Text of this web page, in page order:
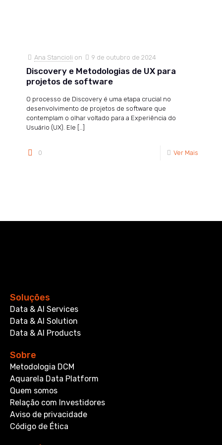
Ana Stancioli on 9 de outubro de 2024
Discovery e Metodologias de UX para
projetos de software
O processo de Discovery é uma etapa crucial no
desenvolvimento de projetos de software que
contemplam o olhar voltado para a Experiência do
Usuário (UX). Ele
0 Ver Mais
Soluções
Data & AI Services
Data & AI Solution
Data & AI Products
Sobre
Metodologia DCM
Aquarela Data Platform
Quem somos
Relação com Investidores
Aviso de privacidade
Código de Ética